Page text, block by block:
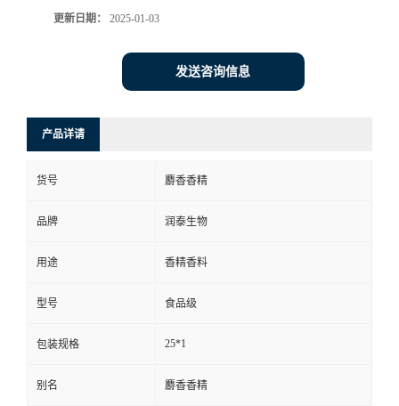
更新日期： 2025-01-03
发送咨询信息
产品详请
货号 麝香香精
品牌 润泰生物
用途 香精香料
型号 食品级
包装规格 25*1
别名 麝香香精